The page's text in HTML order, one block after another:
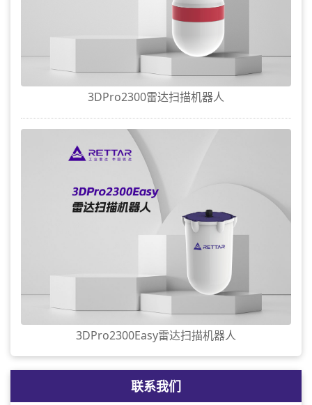
3DPro2300雷达扫描机器人
3DPro2300Easy雷达扫描机器人
联系我们